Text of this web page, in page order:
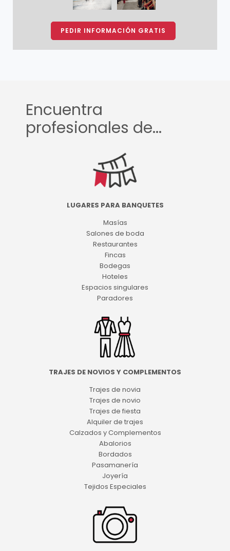
PEDIR INFORMACIÓN GRATIS
Encuentra
profesionales de...
LUGARES PARA BANQUETES
Masías
Salones de boda
Restaurantes
Fincas
Bodegas
Hoteles
Espacios singulares
Paradores
TRAJES DE NOVIOS Y COMPLEMENTOS
Trajes de novia
Trajes de novio
Trajes de fiesta
Alquiler de trajes
Calzados y Complementos
Abalorios
Bordados
Pasamanería
Joyería
Tejidos Especiales